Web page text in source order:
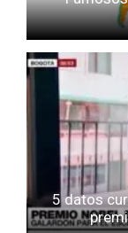
5 datos